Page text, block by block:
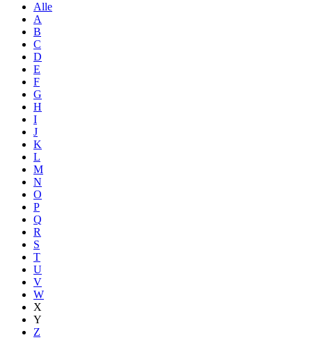
Alle
A
B
C
D
E
F
G
H
I
J
K
L
M
N
O
P
Q
R
S
T
U
V
W
X
Y
Z